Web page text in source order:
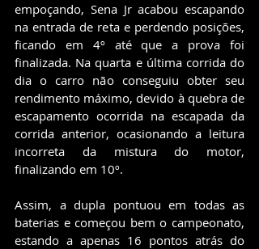
empoçando, Sena Jr acabou escapando
na entrada de reta e perdendo posições,
ficando em 4º até que a prova foi
finalizada. Na quarta e última corrida do
dia o carro não conseguiu obter seu
rendimento máximo, devido à quebra de
escapamento ocorrida na escapada da
corrida anterior, ocasionando a leitura
incorreta da mistura do motor,
finalizando em 10º.
Assim, a dupla pontuou em todas as
baterias e começou bem o campeonato,
estando a apenas 16 pontos atrás do